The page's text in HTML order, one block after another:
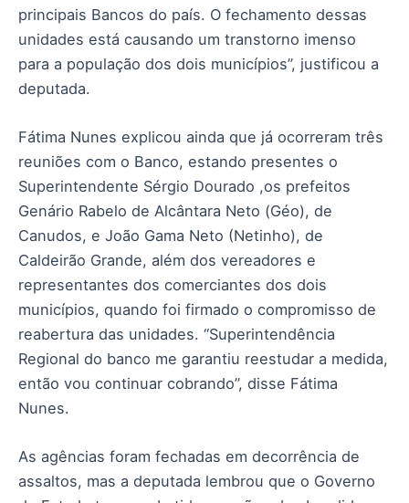
principais Bancos do país. O fechamento dessas
unidades está causando um transtorno imenso
para a população dos dois municípios”, justificou a
deputada.
Fátima Nunes explicou ainda que já ocorreram três
reuniões com o Banco, estando presentes o
Superintendente Sérgio Dourado ,os prefeitos
Genário Rabelo de Alcântara Neto (Géo), de
Canudos, e João Gama Neto (Netinho), de
Caldeirão Grande, além dos vereadores e
representantes dos comerciantes dos dois
municípios, quando foi firmado o compromisso de
reabertura das unidades. “Superintendência
Regional do banco me garantiu reestudar a medida,
então vou continuar cobrando”, disse Fátima
Nunes.
As agências foram fechadas em decorrência de
assaltos, mas a deputada lembrou que o Governo